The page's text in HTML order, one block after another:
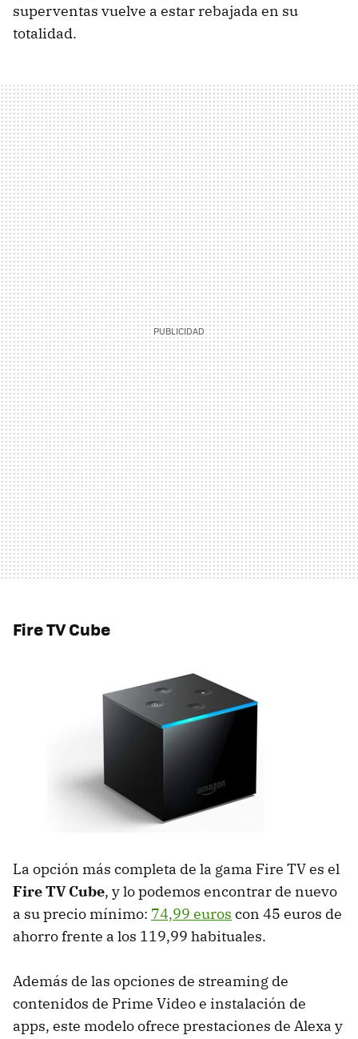
superventas vuelve a estar rebajada en su
totalidad.
Fire TV Cube
La opción más completa de la gama Fire TV es el
Fire TV Cube, y lo podemos encontrar de nuevo
a su precio mínimo: 74,99 euros con 45 euros de
ahorro frente a los 119,99 habituales.
Además de las opciones de streaming de
contenidos de Prime Video e instalación de
apps, este modelo ofrece prestaciones de Alexa y